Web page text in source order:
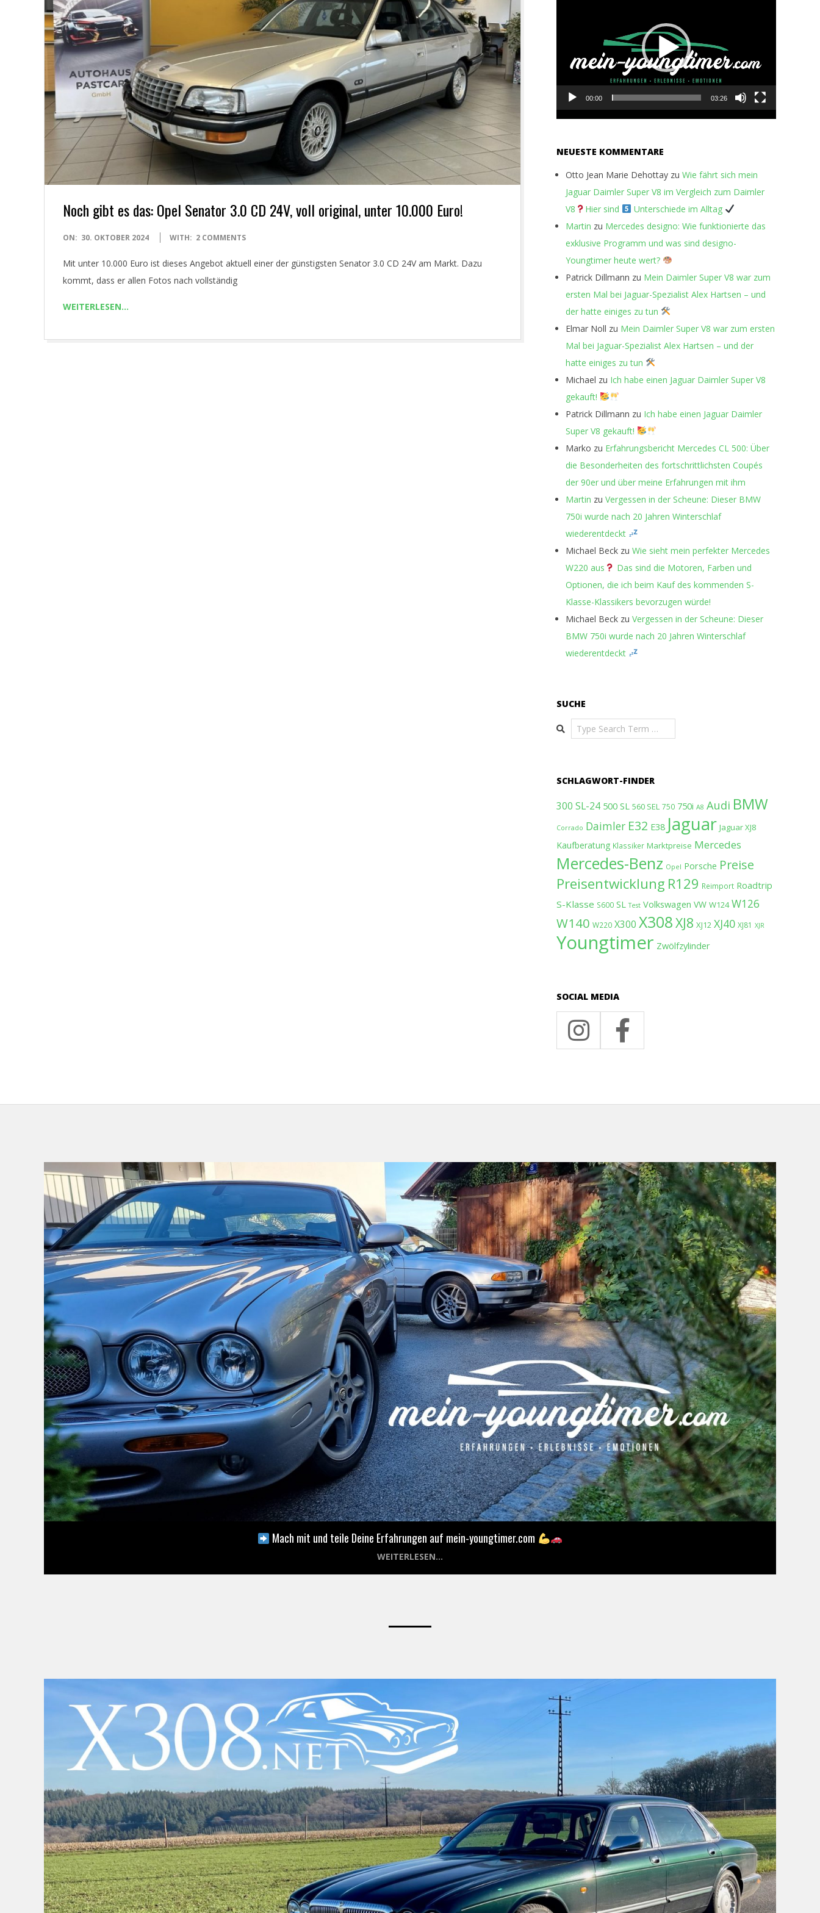
O
U
N
G
T
I
M
.
Noch gibt es das: Opel Senator 3.0 CD 24V, voll original, unter 10.000 Euro!
2024-
30
ON: 30. OKTOBER 2024 WITH: 2 COMMENTS
Mit unter 10.000 Euro ist dieses Angebot aktuell einer der günstigsten Senator 3.0 CD 24V am Markt. Dazu
kommt, dass er allen Fotos nach vollständig
WEITERLESEN…
00:00 03:26
NEUESTE KOMMENTARE
Otto Jean Marie Dehottay zu Wie fährt sich mein
Jaguar Daimler Super V8 im Vergleich zum Daimler
V8
Hier sind
Unterschiede im Alltag
Martin zu Mercedes designo: Wie funktionierte das
exklusive Programm und was sind designo-
Youngtimer heute wert?
Patrick Dillmann zu Mein Daimler Super V8 war zum
ersten Mal bei Jaguar-Spezialist Alex Hartsen – und
der hatte einiges zu tun
Elmar Noll zu Mein Daimler Super V8 war zum ersten
Mal bei Jaguar-Spezialist Alex Hartsen – und der
hatte einiges zu tun
Michael zu Ich habe einen Jaguar Daimler Super V8
gekauft!
Patrick Dillmann zu Ich habe einen Jaguar Daimler
Super V8 gekauft!
Marko zu Erfahrungsbericht Mercedes CL 500: Über
die Besonderheiten des fortschrittlichsten Coupés
der 90er und über meine Erfahrungen mit ihm
Martin zu Vergessen in der Scheune: Dieser BMW
750i wurde nach 20 Jahren Winterschlaf
wiederentdeckt
Michael Beck zu Wie sieht mein perfekter Mercedes
W220 aus
Das sind die Motoren, Farben und
Optionen, die ich beim Kauf des kommenden S-
Klasse-Klassikers bevorzugen würde!
Michael Beck zu Vergessen in der Scheune: Dieser
BMW 750i wurde nach 20 Jahren Winterschlaf
wiederentdeckt
SUCHE
Search
SCHLAGWORT-FINDER
300 SL-24 500 SL 560 SEL 750 750i A8 Audi BMW
Corrado Daimler E32 E38 Jaguar Jaguar XJ8
Kaufberatung Klassiker Marktpreise Mercedes
Mercedes-Benz Opel Porsche Preise
Preisentwicklung R129 Reimport Roadtrip
S-Klasse S600 SL Test Volkswagen VW W124 W126
W140 W220 X300 X308XJ8 XJ12 XJ40 XJ81 XJR
Youngtimer Zwölfzylinder
SOCIAL MEDIA
Mach mit und teile Deine Erfahrungen auf mein-youngtimer.com
WEITERLESEN...